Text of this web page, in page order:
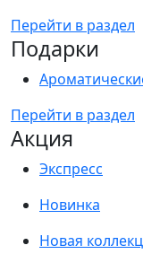
Перейти в раздел
Подарки
Перейти в раздел
Акция
Экспресс
Новинка
Новая